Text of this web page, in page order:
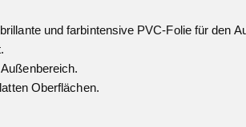
und farbintensive PVC-Folie für den
Oberflächen.